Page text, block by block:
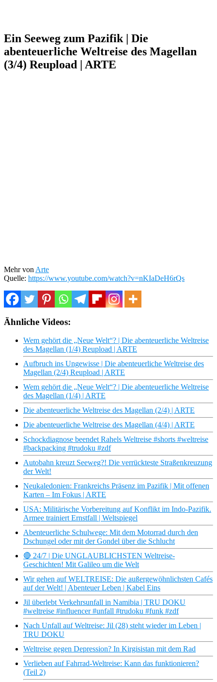
Ein Seeweg zum Pazifik | Die
abenteuerliche Weltreise des Magellan
(3/4) Reupload | ARTE
Mehr von Arte
Quelle: https://www.youtube.com/watch?v=nKIaDeH6rQs
Ähnliche Videos:
Wem gehört die „Neue Welt“? | Die abenteuerliche Weltreise
des Magellan (1/4) Reupload | ARTE
Aufbruch ins Ungewisse | Die abenteuerliche Weltreise des
Magellan (2/4) Reupload | ARTE
Wem gehört die „Neue Welt“? | Die abenteuerliche Weltreise
des Magellan (1/4) | ARTE
Die abenteuerliche Weltreise des Magellan (2/4) | ARTE
Die abenteuerliche Weltreise des Magellan (4/4) | ARTE
Schockdiagnose beendet Rahels Weltreise #shorts #weltreise
#backpacking #trudoku #zdf
Autobahn kreuzt Seeweg?! Die verrückteste Straßenkreuzung
der Welt!
Neukaledonien: Frankreichs Präsenz im Pazifik | Mit offenen
Karten – Im Fokus | ARTE
USA: Militärische Vorbereitung auf Konflikt im Indo-Pazifik.
Armee trainiert Ernstfall | Weltspiegel
Abenteuerliche Schulwege: Mit dem Motorrad durch den
Dschungel oder mit der Gondel über die Schlucht
🔴 24/7 | Die UNGLAUBLICHSTEN Weltreise-
Geschichten! Mit Galileo um die Welt
Wir gehen auf WELTREISE: Die außergewöhnlichsten Cafés
auf der Welt! | Abenteuer Leben | Kabel Eins
Jil überlebt Verkehrsunfall in Namibia | TRU DOKU
#weltreise #influencer #unfall #trudoku #funk #zdf
Nach Unfall auf Weltreise: Jil (28) steht wieder im Leben |
TRU DOKU
Weltreise gegen Depression? In Kirgisistan mit dem Rad
Verlieben auf Fahrrad-Weltreise: Kann das funktionieren?
(Teil 2)